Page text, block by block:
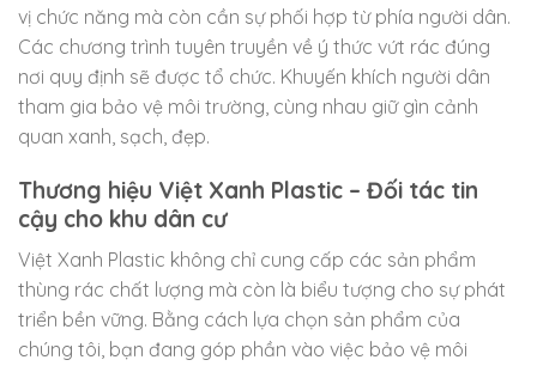
vị chức năng mà còn cần sự phối hợp từ phía người dân.
Các chương trình tuyên truyền về ý thức vứt rác đúng
nơi quy định sẽ được tổ chức. Khuyến khích người dân
tham gia bảo vệ môi trường, cùng nhau giữ gìn cảnh
quan xanh, sạch, đẹp.
Thương hiệu Việt Xanh Plastic – Đối tác tin
cậy cho khu dân cư
Việt Xanh Plastic không chỉ cung cấp các sản phẩm
thùng rác chất lượng mà còn là biểu tượng cho sự phát
triển bền vững. Bằng cách lựa chọn sản phẩm của
chúng tôi, bạn đang góp phần vào việc bảo vệ môi